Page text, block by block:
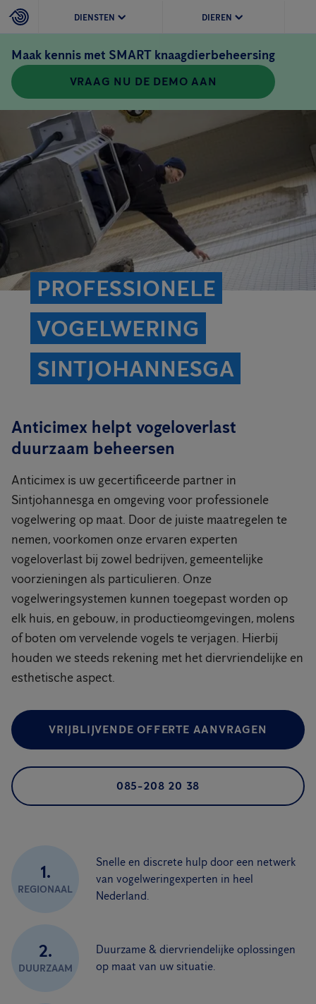
DIENSTEN DIEREN
Maak kennis met SMART knaagdierbeheersing
VRAAG NU DE DEMO AAN
PROFESSIONELE
VOGELWERING
SINTJOHANNESGA
Anticimex helpt vogeloverlast
duurzaam beheersen
Anticimex is uw gecertificeerde partner in
Sintjohannesga en omgeving voor professionele
vogelwering op maat. Door de juiste maatregelen te
nemen, voorkomen onze ervaren experten
vogeloverlast bij zowel bedrijven, gemeentelijke
voorzieningen als particulieren. Onze
vogelweringsystemen kunnen toegepast worden op
elk huis, en gebouw, in productieomgevingen, molens
of boten om vervelende vogels te verjagen. Hierbij
houden we steeds rekening met het diervriendelijke en
esthetische aspect.
VRIJBLIJVENDE OFFERTE AANVRAGEN
085-208 20 38
1.
REGIONAAL
Snelle en discrete hulp door een netwerk
van vogelweringexperten in heel
Nederland.
2.
DUURZAAM
Duurzame & diervriendelijke oplossingen
op maat van uw situatie.